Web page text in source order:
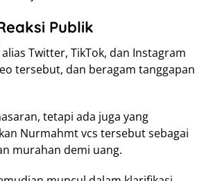
Publik
Twitter, TikTok, dan Instagram
tersebut, dan beragam tanggapan
tetapi ada juga yang
Nurmahmt vcs tersebut sebagai
murahan demi uang.